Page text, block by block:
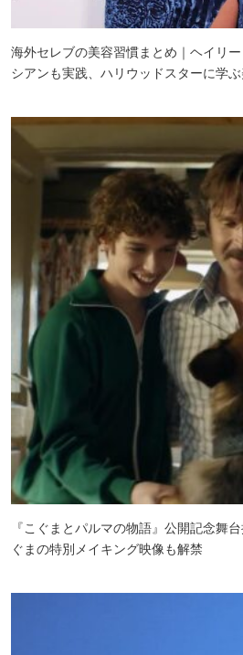
海外セレブの美容習慣まとめ｜ヘイリ
シアンも実践、ハリウッドスターに学
『こぐまとパルマの物語』公開記念舞
ぐまの特別メイキング映像も解禁